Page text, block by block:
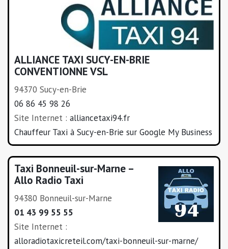
ALLIANCE TAXI SUCY-EN-BRIE
CONVENTIONNE VSL
94370 Sucy-en-Brie
06 86 45 98 26
Site Internet : alliancetaxi94.fr
Chauffeur Taxi à Sucy-en-Brie sur Google My Business
Taxi Bonneuil-sur-Marne –
Allo Radio Taxi
94380 Bonneuil-sur-Marne
01 43 99 55 55
Site Internet :
alloradiotaxicreteil.com/taxi-bonneuil-sur-marne/